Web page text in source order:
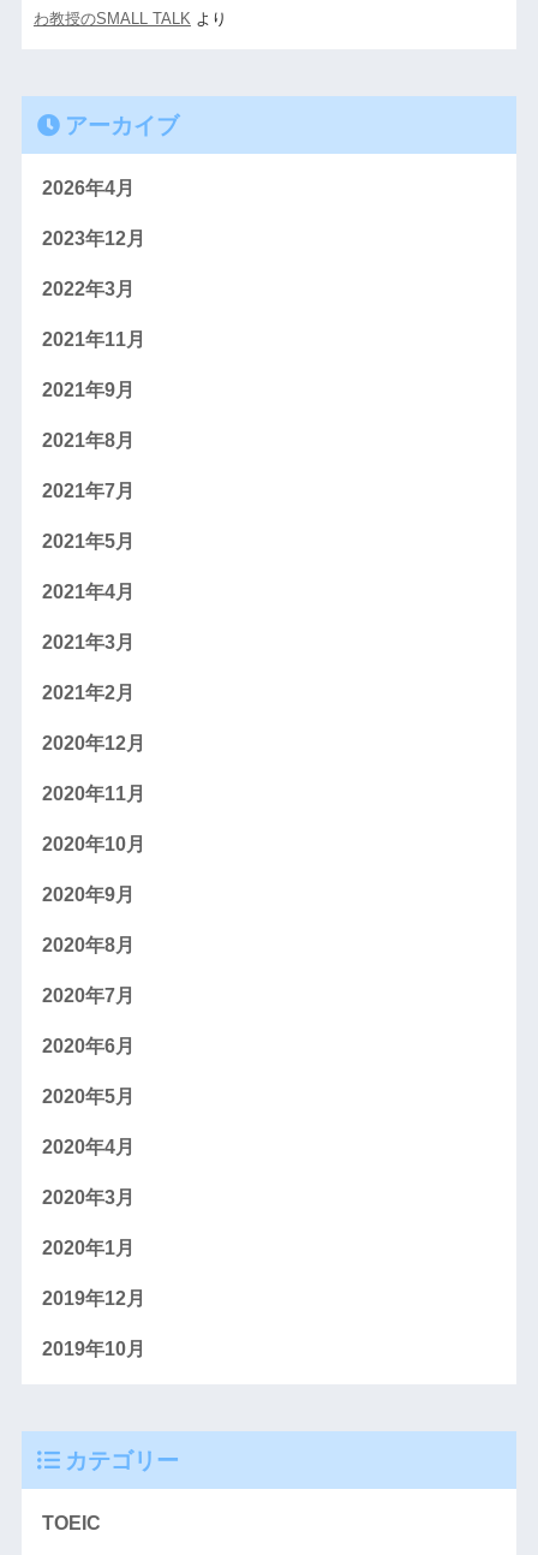
わ教授のSMALL TALK より
アーカイブ
2026年4月
2023年12月
2022年3月
2021年11月
2021年9月
2021年8月
2021年7月
2021年5月
2021年4月
2021年3月
2021年2月
2020年12月
2020年11月
2020年10月
2020年9月
2020年8月
2020年7月
2020年6月
2020年5月
2020年4月
2020年3月
2020年1月
2019年12月
2019年10月
カテゴリー
TOEIC